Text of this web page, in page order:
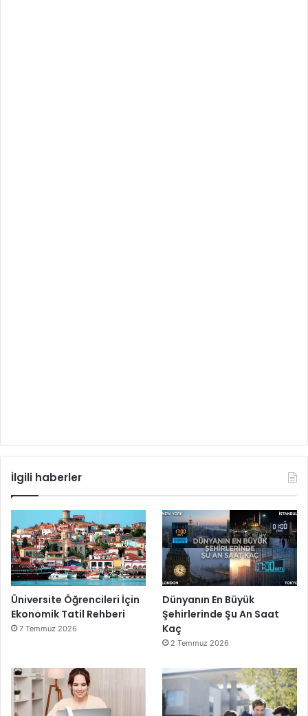
İlgili haberler
Üniversite Öğrencileri İçin
Ekonomik Tatil Rehberi
7 Temmuz 2026
Dünyanın En Büyük
Şehirlerinde Şu An Saat
Kaç
2 Temmuz 2026